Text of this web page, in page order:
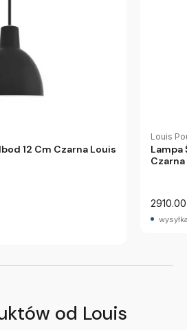
12 Cm Czarna Louis
Louis
Lampa
2910.00
od Louis